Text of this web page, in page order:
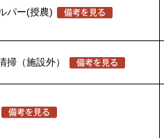
パー(授農)
掃（施設外）